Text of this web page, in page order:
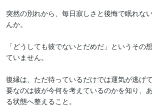
突然の別れから、毎日寂しさと後悔で眠れな
んか。
「どうしても彼でないとだめだ」というその
ていません。
復縁は、ただ待っているだけでは運気が逃げ
要なのは彼が今何を考えているのかを知り、
る状態へ整えること。